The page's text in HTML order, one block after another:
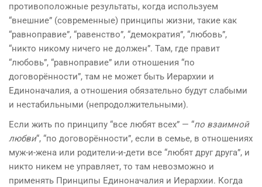
противоположные результаты, когда используем
“внешние” (современные) принципы жизни, такие как
“равноправие”, “равенство”, “демократия”, “любовь”,
“никто никому ничего не должен”. Там, где правит
“любовь”, “равноправие” или отношения “по
договорённости”, там не может быть Иерархии и
Единоначалия, а отношения обязательно будут слабыми
и нестабильными (непродолжительными).
Если жить по принципу “все любят всех” — “по взаимной
любви“, “по договорённости”, если в семье, в отношениях
муж-и-жена или родители-и-дети все “любят друг друга”, и
никто никем не управляет, то там невозможно и
применять Принципы Единоначалия и Иерархии. Когда